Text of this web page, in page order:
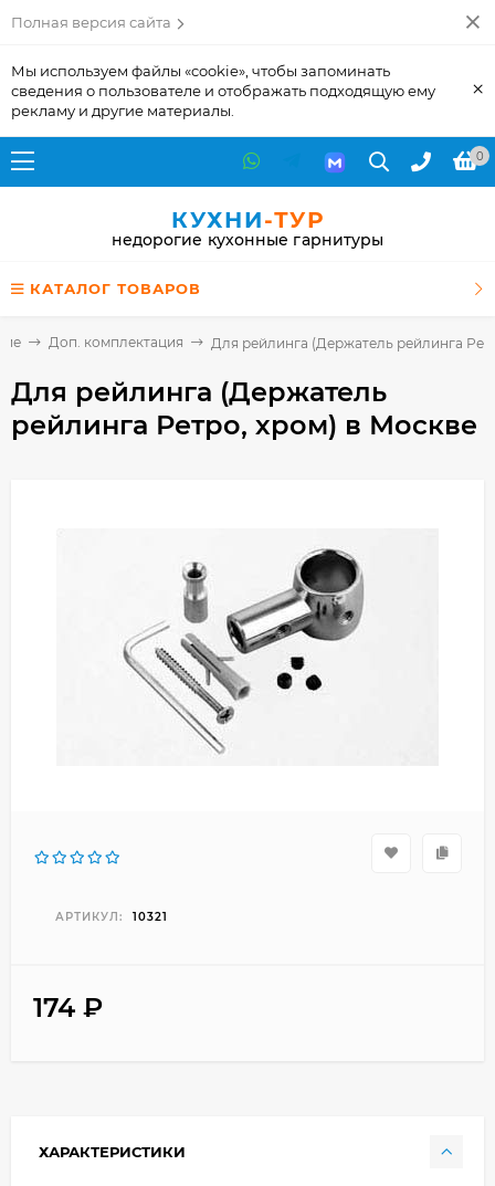
Полная версия сайта
Мы используем файлы «cookie», чтобы запоминать
сведения о пользователе и отображать подходящую ему
рекламу и другие материалы.
×
0
КУХНИ-ТУР
недорогие кухонные гарнитуры
КАТАЛОГ ТОВАРОВ
Доп. комплектация Для рейлинга (Держатель рейлинга
Для рейлинга (Держатель
рейлинга Ретро, хром) в Москве
АРТИКУЛ: 10321
174 ₽
ХАРАКТЕРИСТИКИ